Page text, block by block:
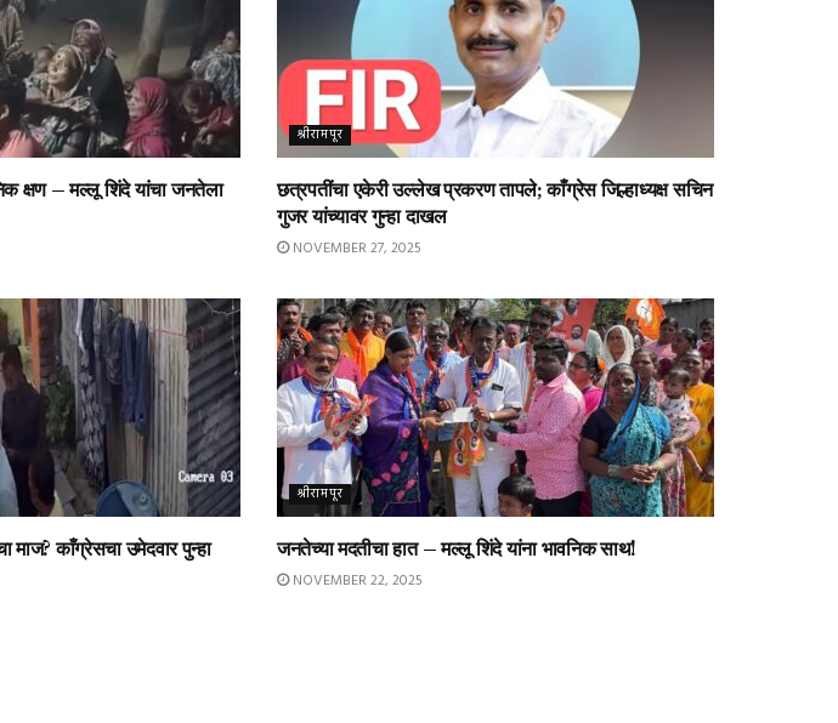
क्षण – मल्लू शिंदे यांचा जनतेला
श्रीरामपूर
छत्रपतींचा एकेरी उल्लेख प्रकरण तापले; काँग्रेस जिल्हाध्यक्ष सचिन
गुजर यांच्यावर गुन्हा दाखल
NOVEMBER 27, 2025
माज? काँग्रेसचा उमेदवार पुन्हा
श्रीरामपूर
जनतेच्या मदतीचा हात – मल्लू शिंदे यांना भावनिक साथ!
NOVEMBER 22, 2025